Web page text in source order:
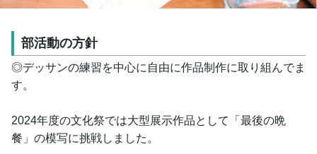
部活動の方針
◎デッサンの練習を中心に自由に作品制作に取り組んでま
す。
2024年度の文化祭では大型展示作品として「最後の晩
餐」の模写に挑戦しました。